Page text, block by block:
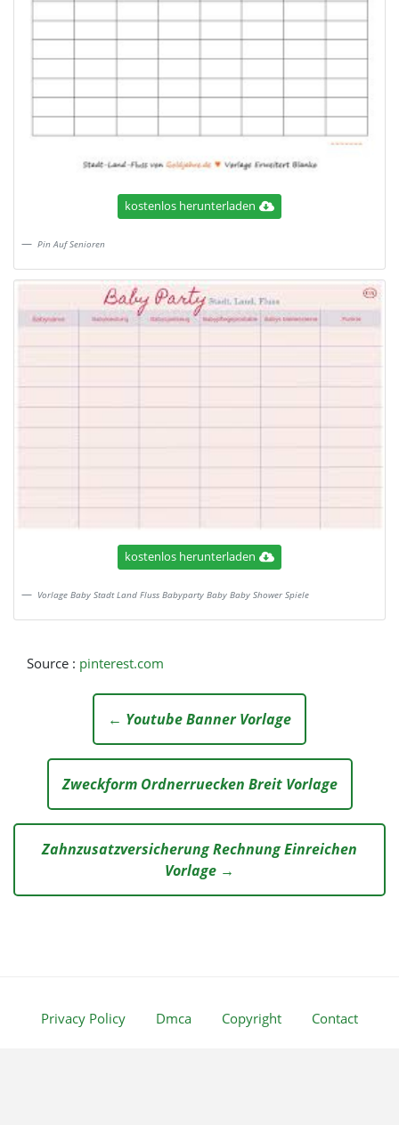
kostenlos herunterladen
Pin Auf Senioren
kostenlos herunterladen
Vorlage Baby Stadt Land Fluss Babyparty Baby Baby Shower Spiele
Source : pinterest.com
← Youtube Banner Vorlage
Zweckform Ordnerruecken Breit Vorlage
Zahnzusatzversicherung Rechnung Einreichen
Vorlage →
Privacy Policy Dmca Copyright Contact